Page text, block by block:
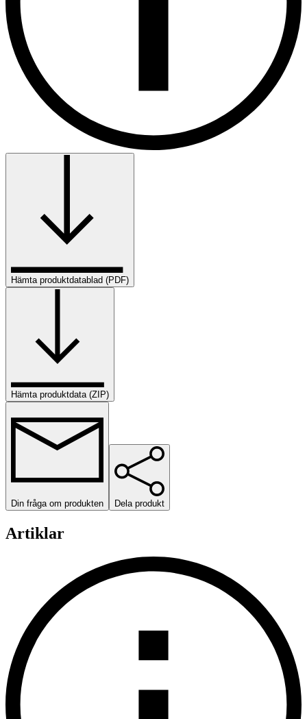
Hämta produktdatablad (PDF)
Hämta produktdata (ZIP)
Din fråga om produkten Dela produkt
Artiklar